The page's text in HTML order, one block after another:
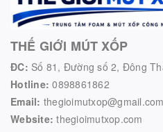
THẾ GIỚI MÚT XỐP
ĐC: Số 81, Đường số 2, Đông
Hotline: 0898861862
Email: thegioimutxop@gmail.com
Website: thegioimutxop.com